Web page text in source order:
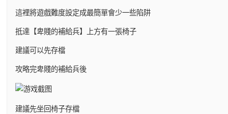
這裡將遊戲難度設定成最簡單會少一些陷阱
抵達【卑賤的補給兵】上方有一張椅子
建議可以先存檔
攻略完卑賤的補給兵後
建議先坐回椅子存檔